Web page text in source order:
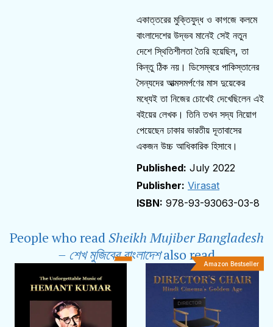
একাত্তরের মুক্তিযুদ্ধ ও কাগজে কলমে
বাংলাদেশের উদ্ভব মানেই সেই নতুন
দেশে স্থিতিশীলতা তৈরি হয়েছিল, তা
কিন্তু ঠিক নয়। ডিসেম্বরে পাকিস্তানের
সৈন্যদের আত্মসমর্পণের মাস দুয়েকের
মধ্যেই তা নিজের চোখেই দেখেছিলেন এই
বইয়ের লেখক। তিনি তখন সদ্য নিয়োগ
পেয়েছেন ঢাকার ভারতীয় দূতাবাসের
একজন উচ্চ আধিকারিক হিসাবে।
July 2022
Publisher: Virasat
978-93-93063-03-8
People who read Sheikh Mujiber Bangladesh
– শেখ মুজিবের বাংলাদেশalso read
Amazon Bestseller